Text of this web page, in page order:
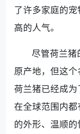
了许多家庭的
高的人气。
尽管荷兰猪
原产地，但这个
荷兰猪已经成
在全球范围内
的外形、温顺